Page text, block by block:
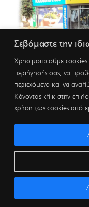
Σεβόμαστε την
Χρησιμοποιούμε cookies
περιήγησής σας, να
περιεχόμενο και να
Κάνοντας κλικ στην
χρήση των cookies από